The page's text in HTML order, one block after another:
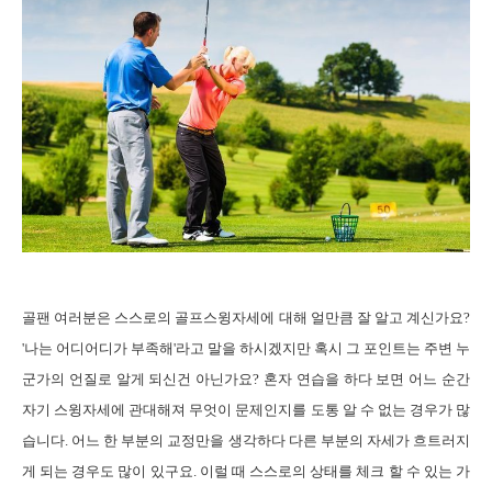
골팬 여러분은 스스로의 골프스윙자세에 대해 얼만큼 잘 알고 계신가요?
'나는 어디어디가 부족해'라고 말을 하시겠지만 혹시 그 포인트는 주변 누
군가의 언질로 알게 되신건 아닌가요? 혼자 연습을 하다 보면 어느 순간
자기 스윙자세에 관대해져 무엇이 문제인지를 도통 알 수 없는 경우가 많
습니다 어느 한 부분의 교정만을 생각하다 다른 부분의 자세가 흐트러지
게 되는 경우도 많이 있구요 이럴 때 스스로의 상태를 체크 할 수 있는 가